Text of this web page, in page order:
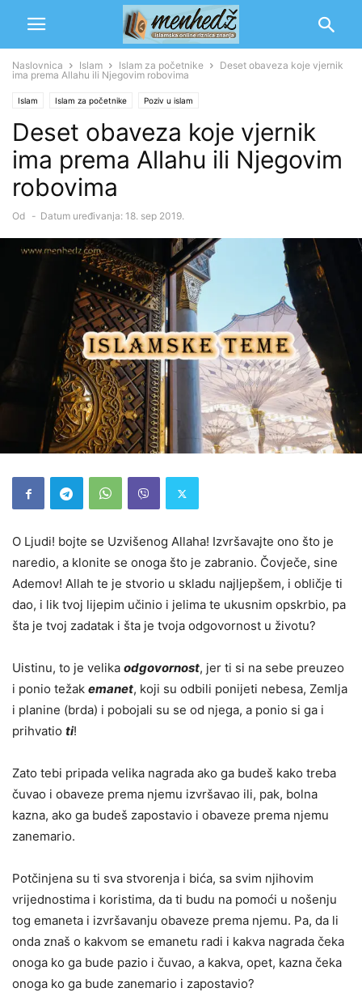
Naslovnica Islam Islam za početnike
Deset obaveza koje vjernik
ima prema Allahu ili Njegovim robovima
Islam Islam za početnike Poziv u islam
Deset obaveza koje vjernik
ima prema Allahu ili Njegovim
robovima
Od - Datum uređivanja: 18. sep 2019.
O Ljudi! bojte se Uzvišenog Allaha! Izvršavajte ono što je
naredio, a klonite se onoga što je zabranio. Čovječe, sine
Ademov! Allah te je stvorio u skladu najljepšem, i obličje ti
dao, i lik tvoj lijepim učinio i jelima te ukusnim opskrbio, pa
šta je tvoj zadatak i šta je tvoja odgovornost u životu?
Uistinu, to je velika odgovornost, jer ti si na sebe preuzeo
i ponio težak emanet, koji su odbili ponijeti nebesa, Zemlja
i planine (brda) i pobojali su se od njega, a ponio si ga i
prihvatio ti!
Zato tebi pripada velika nagrada ako ga budeš kako treba
čuvao i obaveze prema njemu izvršavao ili, pak, bolna
kazna, ako ga budeš zapostavio i obaveze prema njemu
zanemario.
Potčinjena su ti sva stvorenja i bića, sa svim njihovim
vrijednostima i koristima, da ti budu na pomoći u nošenju
tog emaneta i izvršavanju obaveze prema njemu. Pa, da li
onda znaš o kakvom se emanetu radi i kakva nagrada čeka
onoga ko ga bude pazio i čuvao, a kakva, opet, kazna čeka
onoga ko ga bude zanemario i zapostavio?